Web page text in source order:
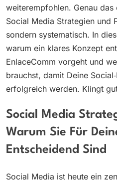
weiterempfohlen. Genau
Social Media Strategien
sondern systematisch. In
warum ein klares Konzept
EnlaceComm vorgeht und
brauchst, damit Deine
erfolgreich werden. Klingt
Social Media
Warum Sie Für
Entscheidend Sind
Social Media ist heute ein